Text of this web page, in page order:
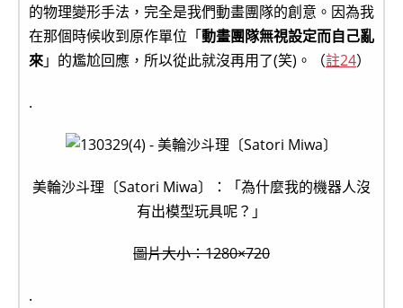
的物理變形手法，完全是我們動畫團隊的創意。因為我
在那個時候收到原作單位「動畫團隊無視設定而自己亂
來」的尷尬回應，所以從此就沒再用了(笑)。（註24）
.
美輪沙斗理〔Satori Miwa〕：「為什麼我的機器人沒
有出模型玩具呢？」
圖片大小：1280×720
.